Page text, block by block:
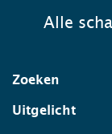
Alle
Zoeken
Uitgelicht